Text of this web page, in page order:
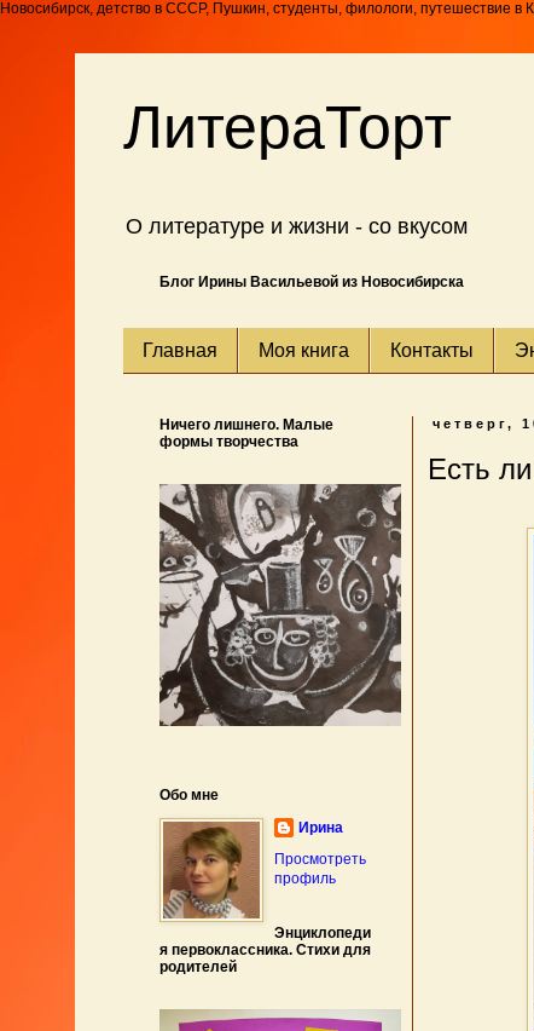
Новосибирск, детство в СССР, Пушкин, студенты, филологи, путешествие
ЛитераТорт
О литературе и жизни - со вкусом
Блог Ирины Васильевой из Новосибирска
Главная Моя книга Контакты
четверг,
Есть
Ничего лишнего. Малые
формы творчества
Обо мне
Ирина
Просмотреть
профиль
Энциклопеди
я первоклассника. Стихи для
родителей